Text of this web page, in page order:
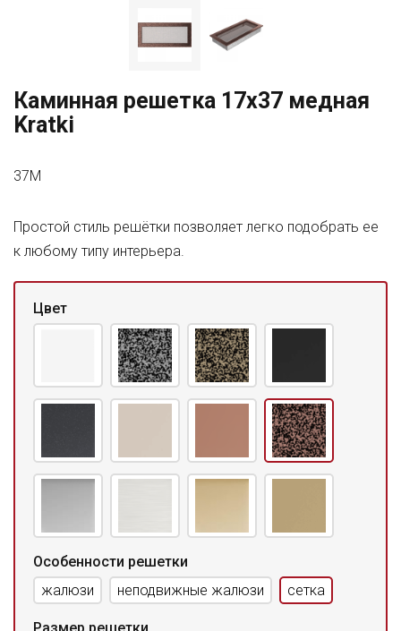
Каминная решетка 17x37 медная
Kratki
37M
Простой стиль решётки позволяет легко подобрать ее
к любому типу интерьера.
Цвет
Особенности решетки
жалюзи
неподвижные жалюзи сетка